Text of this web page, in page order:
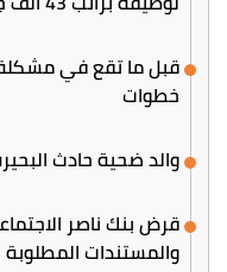
خطوات
والد ضحية حادث
والمستندات المطلوبة